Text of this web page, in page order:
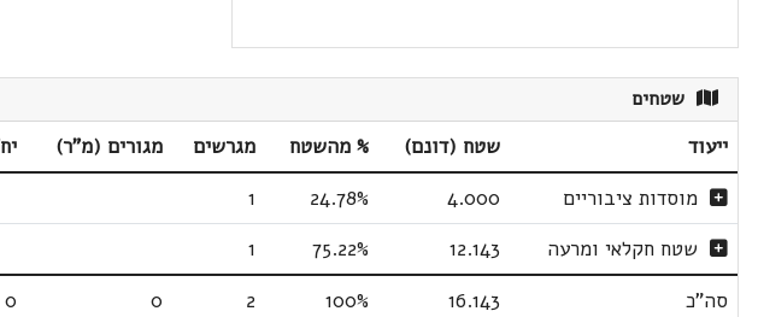
שטחים
ייעוד שטח (דונם) % מהשטח מגרשים מגורים (מ"ר)
מוסדות ציבוריים
4.000
24.78%
1
שטח חקלאי ומרעה
12.143
75.22%
1
סה"כ
16.143
100%
2
0
0